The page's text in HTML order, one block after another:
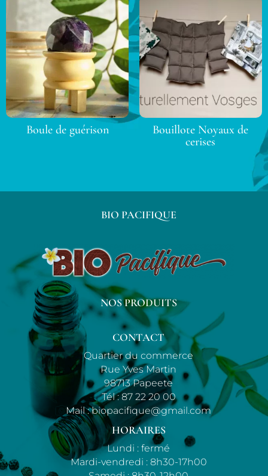
Boule de guérison
Bouillote Noyaux de
cerises
BIO PACIFIQUE
NOS PRODUITS
CONTACT
Quartier du commerce
Rue Yves Martin
98713 Papeete
Tél :87 22 20 00
Mail :biopacifique@gmail.com
HORAIRES
Lundi : fermé
Mardi-vendredi : 8h30-17h00